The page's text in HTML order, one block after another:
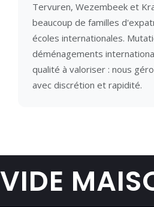
Tervuren, Wezembeek et
beaucoup de familles
écoles internationales.
déménagements
qualité à valoriser : nous
avec discrétion et rapidité.
VIDE